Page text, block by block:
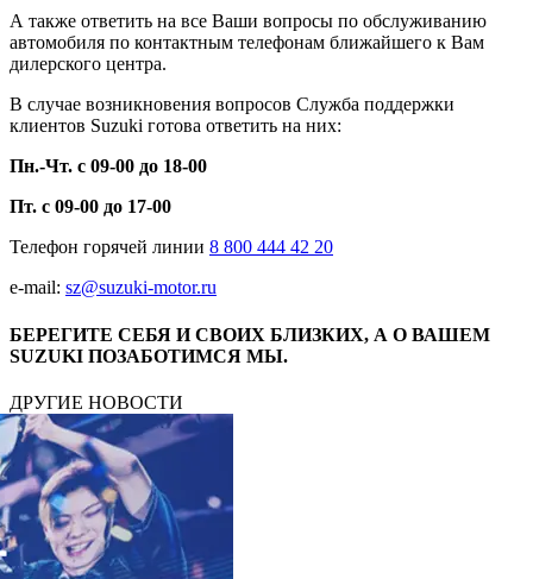
А также ответить на все Ваши вопросы по обслуживанию
автомобиля по контактным телефонам ближайшего к Вам
дилерского центра.
В случае возникновения вопросов Служба поддержки
клиентов Suzuki готова ответить на них:
Пн.-Чт. с 09-00 до 18-00
Пт. с 09-00 до 17-00
Телефон горячей линии 8 800 444 42 20
e-mail: sz@suzuki-motor.ru
БЕРЕГИТЕ СЕБЯ И СВОИХ БЛИЗКИХ, А О ВАШЕМ
SUZUKI ПОЗАБОТИМСЯ МЫ.
ДРУГИЕ НОВОСТИ